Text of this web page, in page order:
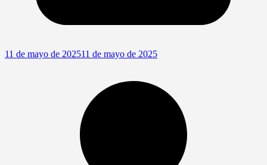
11 de mayo de 202511 de mayo de 2025